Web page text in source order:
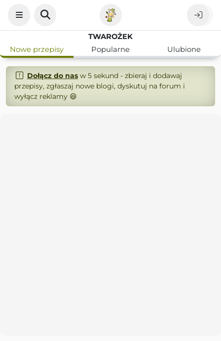
TWAROŻEK
Nowe przepisy
Popularne Ulubione
Dołącz do nasw 5 sekund - zbieraj i dodawaj
przepisy, zgłaszaj nowe blogi, dyskutuj na forum i
wyłącz reklamy 😄